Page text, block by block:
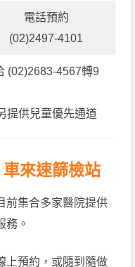
電話預約
(02)2497-4101
(02)2683-4567轉9
提供兒童優先通道
來速篩檢站
前集合多家醫院提供
務。
上預約，或隨到隨做